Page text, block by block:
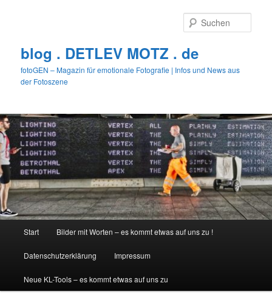
blog . DETLEV MOTZ . de
fotoGEN – Magazin für emotionale Fotografie | Infos und News aus
der Fotoszene
Start Bilder mit Worten – es kommt etwas auf uns zu !
Datenschutzerklärung Impressum
Neue KL-Tools – es kommt etwas auf uns zu